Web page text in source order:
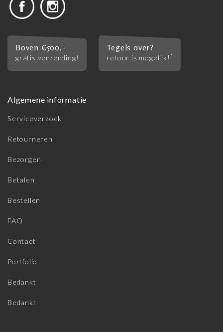
Boven €500,-
gratis verzending!
Tegels over?
retour is mogelijk! *
Algemene informatie
Serviceverzoek
Retourneren
Bezorgen
Betalen
Bestellen
FAQ
Contact
Portfolio
Bedankt
Bedankt